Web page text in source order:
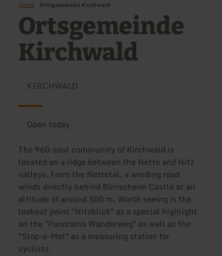
Home Ortsgemeinde Kirchwald
Ortsgemeinde
Kirchwald
KIRCHWALD
Open today
The 960-soul community of Kirchwald is
located on a ridge between the Nette and Nitz
valleys. From the Nettetal, a winding road
winds directly behind Bürresheim Castle at an
altitude of around 500 m. Worth seeing is the
lookout point "Nitzblick" as a special highlight
on the "Panorama Wanderweg" as well as the
"Stop-o-Mat" as a measuring station for
cyclists.